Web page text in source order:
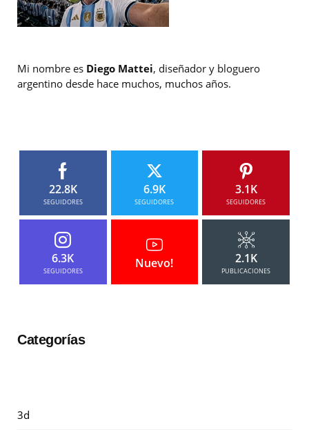
Mi nombre es Diego Mattei, diseñador y bloguero
argentino desde hace muchos, muchos años.
22.8K
SEGUIDORES
6.9K
SEGUIDORES
3.1K
SEGUIDORES
6.3K
SEGUIDORES
Nuevo! 2.1K
PUBLICACIONES
Categorías
3d